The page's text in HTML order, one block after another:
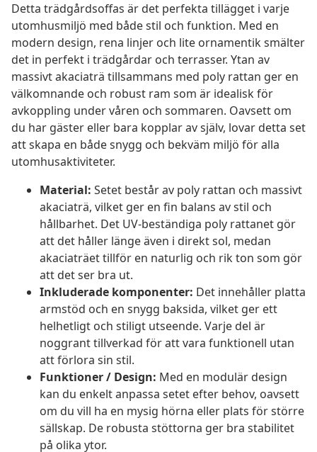
Detta trädgårdsoffas är det perfekta tillägget i varje
utomhusmiljö med både stil och funktion. Med en
modern design, rena linjer och lite ornamentik smälter
det in perfekt i trädgårdar och terrasser. Ytan av
massivt akaciaträ tillsammans med poly rattan ger en
välkomnande och robust ram som är idealisk för
avkoppling under våren och sommaren. Oavsett om
du har gäster eller bara kopplar av själv, lovar detta set
att skapa en både snygg och bekväm miljö för alla
utomhusaktiviteter.
Material: Setet består av poly rattan och massivt
akaciaträ, vilket ger en fin balans av stil och
hållbarhet. Det UV-beständiga poly rattanet gör
att det håller länge även i direkt sol, medan
akaciaträet tillför en naturlig och rik ton som gör
att det ser bra ut.
Inkluderade komponenter: Det innehåller platta
armstöd och en snygg baksida, vilket ger ett
helhetligt och stiligt utseende. Varje del är
noggrant tillverkad för att vara funktionell utan
att förlora sin stil.
Funktioner / Design: Med en modulär design
kan du enkelt anpassa setet efter behov, oavsett
om du vill ha en mysig hörna eller plats för större
sällskap. De robusta stöttorna ger bra stabilitet
på olika ytor.